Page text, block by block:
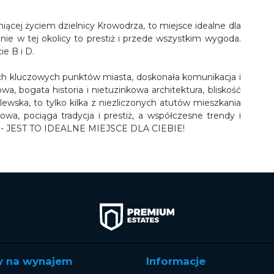
życiem dzielnicy Krowodrza, to miejsce idealne dla
w tej okolicy to prestiż i przede wszystkim wygoda.
B i D.
kluczowych punktów miasta, doskonała komunikacja i
bogata historia i nietuzinkowa architektura, bliskość
to tylko kilka z niezliczonych atutów mieszkania
pociąga tradycja i prestiż, a współczesne trendy i
TO IDEALNE MIEJSCE DLA CIEBIE!
na wynajem Informacje